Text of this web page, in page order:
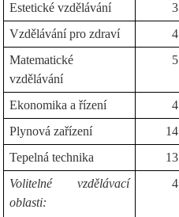
Estetické vzdělávání
3
Vzdělávání pro zdraví
4
Matematické
vzdělávání
5
Ekonomika a řízení 4
Plynová zařízení
14
Tepelná technika
13
Volitelné vzdělávací
oblasti:
4